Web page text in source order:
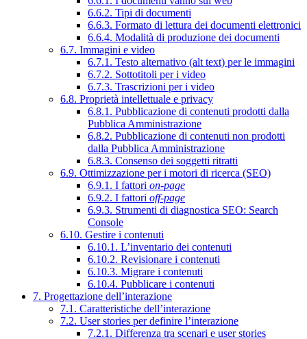
6.6.2. Tipi di documenti
6.6.3. Formato di lettura dei documenti elettronici
6.6.4. Modalità di produzione dei documenti
6.7. Immagini e video
6.7.1. Testo alternativo (alt text) per le immagini
6.7.2. Sottotitoli per i video
6.7.3. Trascrizioni per i video
6.8. Proprietà intellettuale e privacy
6.8.1. Pubblicazione di contenuti prodotti dalla
Pubblica Amministrazione
6.8.2. Pubblicazione di contenuti non prodotti
dalla Pubblica Amministrazione
6.8.3. Consenso dei soggetti ritratti
6.9. Ottimizzazione per i motori di ricerca (SEO)
6.9.1. I fattori on-page
6.9.2. I fattori off-page
6.9.3. Strumenti di diagnostica SEO: Search
Console
6.10. Gestire i contenuti
6.10.1. L’inventario dei contenuti
6.10.2. Revisionare i contenuti
6.10.3. Migrare i contenuti
6.10.4. Pubblicare i contenuti
7. Progettazione dell’interazione
7.1. Caratteristiche dell’interazione
7.2. User stories per definire l’interazione
7.2.1. Differenza tra scenari e user stories